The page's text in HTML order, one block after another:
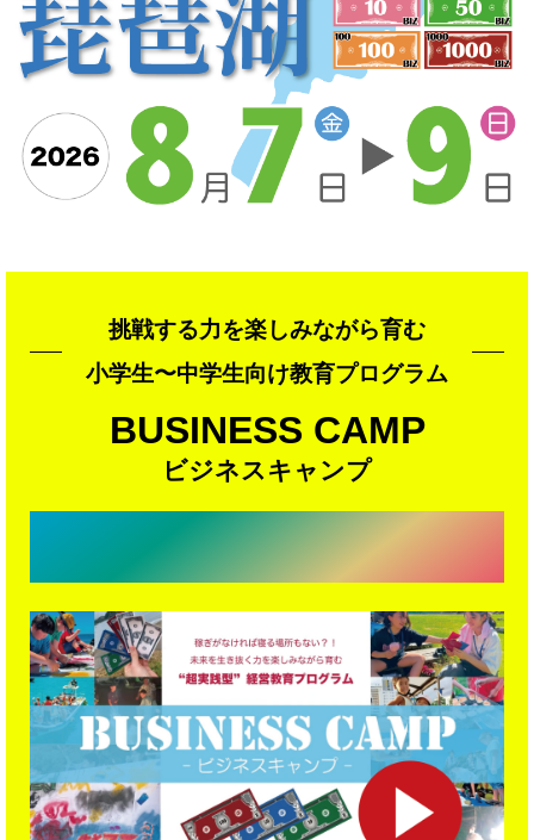
挑戦する力を楽しみながら育む
小学生〜中学生向け教育プログラム
BUSINESS CAMP
ビジネスキャンプ
魅力が2分でよくわかる！
▼ダイジェスト動画はこちら▼